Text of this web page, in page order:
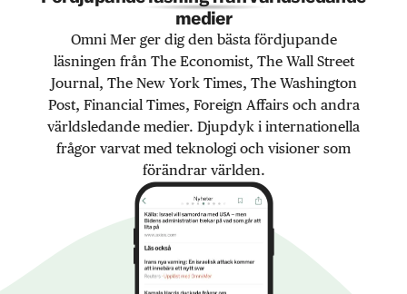
medier
Omni Mer ger dig den bästa fördjupande
läsningen från The Economist, The Wall Street
Journal, The New York Times, The Washington
Post, Financial Times, Foreign Affairs och andra
världsledande medier. Djupdyk i internationella
frågor varvat med teknologi och visioner som
förändrar världen.